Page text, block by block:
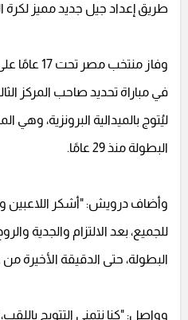
طريق إعداد جيل جديد مميز لكرة
في مباراة تحديد صاحب المركز
ليُتوج بالميدالية البرونزية، وهي
البطولة منذ 29 عامًا.
وأضاف درويش: "أشكر اللاعبين
للجميع، بعد الالتزام والجدية
البطولة، حتى الدقيقة الأخيرة
وواصل: "كنا نتمنى التتويج